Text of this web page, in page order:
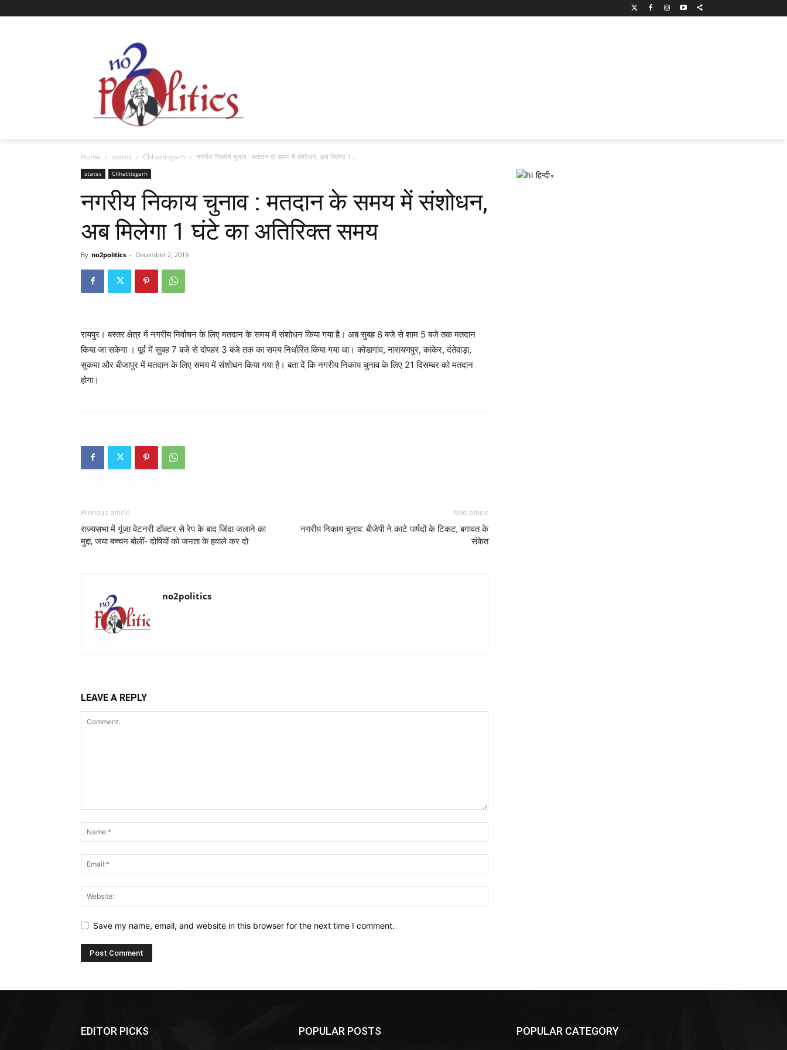
Home states Chhattisgarh नगरीय निकाय चुनाव : मतदान के समय में संशोधन, अब मिलेगा 1...
states Chhattisgarh
नगरीय निकाय चुनाव : मतदान के समय में संशोधन,
अब मिलेगा 1 घंटे का अतिरिक्त समय
By no2politics - December 2, 2019
रायपुर। बस्तर क्षेत्र में नगरीय निर्वाचन के लिए मतदान के समय में संशोधन किया गया है। अब सुबह 8 बजे से शाम 5 बजे तक मतदान
किया जा सकेगा । पूर्व में सुबह 7 बजे से दोपहर 3 बजे तक का समय निर्धारित किया गया था। कोंडागांव, नारायणपुर, कांकेर, दंतेवाड़ा,
सुकमा और बीजापुर में मतदान के लिए समय में संशोधन किया गया है। बता दें कि नगरीय निकाय चुनाव के लिए 21 दिसम्बर को मतदान
होगा।
Previous article
राज्यसभा में गूंजा वेटनरी डॉक्टर से रेप के बाद जिंदा जलाने का
मुद्दा, जया बच्चन बोलीं- दोषियों को जनता के हवाले कर दो
Next article
नगरीय निकाय चुनाव: बीजेपी ने काटे पार्षदों के टिकट, बगावत के
संकेत
no2politics
LEAVE A REPLY
Save my name, email, and website in this browser for the next time I comment.
हिन्दी▼
EDITOR PICKS POPULAR POSTS POPULAR CATEGORY